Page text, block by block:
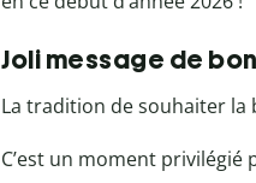
Joli message de
La tradition de souhaiter
C’est un moment privilégié